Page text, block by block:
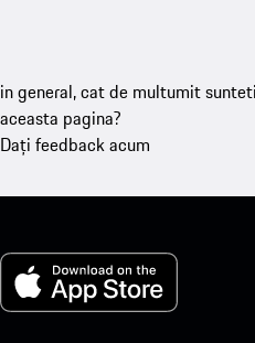
in general, cat de multumit
aceasta pagina?
Dați feedback acum